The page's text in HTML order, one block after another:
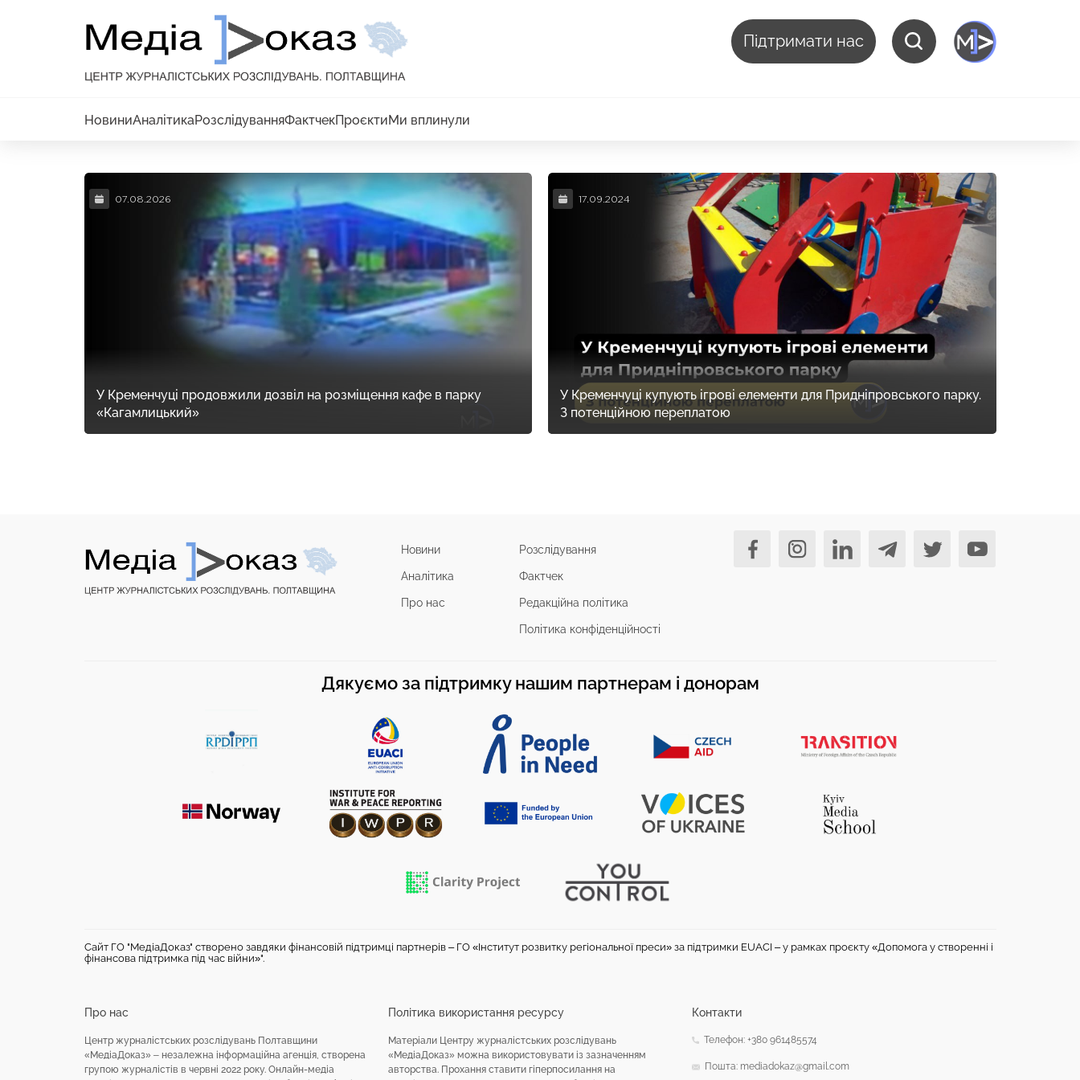
Підтримати нас
НовиниАналітикаРозслідуванняФактчекПроєктиМи вплинули
07.08.2026
У Кременчуці продовжили дозвіл на розміщення кафе в парку
«Кагамлицький»
17.09.2024
У Кременчуці купують ігрові елементи для Придніпровського парку.
З потенційною переплатою
Новини
Аналітика
Про нас
Розслідування
Фактчек
Редакційна політика
Політика конфіденційності
Дякуємо за підтримку нашим партнерам і донорам
Сайт ГО "МедіаДоказ" створено завдяки фінансовій підтримці партнерів – ГО «Інститут розвитку регіональної преси» за підтримки EUACI – у рамках проєкту «Допомога у створенні і
фінансова підтримка під час війни»".
Про нас
Центр журналістських розслідувань Полтавщини
«МедіаДоказ» – незалежна інформаційна агенція, створена
групою журналістів в червні 2022 року. Онлайн-медіа
Політика використання ресурсу
Матеріали Центру журналістських розслідувань
«МедіаДоказ» можна використовувати із зазначенням
авторства. Прохання ставити гіперпосилання на
Контакти
Телефон: +380 961485574
Пошта: mediadokaz@gmail.com